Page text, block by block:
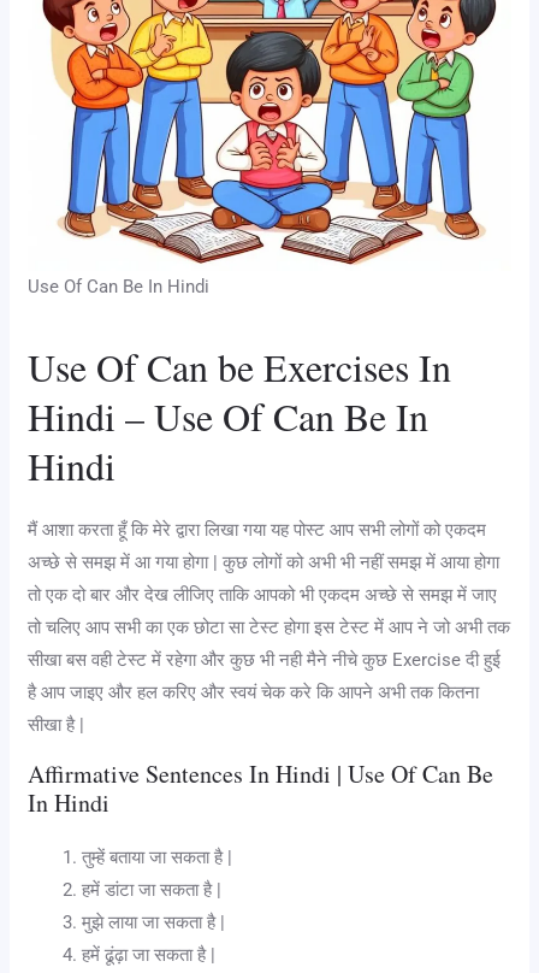
Use Of Can Be In Hindi
Use Of Can be Exercises In
Hindi – Use Of Can Be In
Hindi
मैं आशा करता हूँ कि मेरे द्वारा लिखा गया यह पोस्ट आप सभी लोगों को एकदम
अच्छे से समझ में आ गया होगा | कुछ लोगों को अभी भी नहीं समझ में आया होगा
तो एक दो बार और देख लीजिए ताकि आपको भी एकदम अच्छे से समझ में जाए
तो चलिए आप सभी का एक छोटा सा टेस्ट होगा इस टेस्ट में आप ने जो अभी तक
सीखा बस वही टेस्ट में रहेगा और कुछ भी नही मैने नीचे कुछ Exercise दी हुई
है आप जाइए और हल करिए और स्वयं चेक करे कि आपने अभी तक कितना
सीखा है |
Affirmative Sentences In Hindi | Use Of Can Be
In Hindi
तुम्हें बताया जा सकता है |
हमें डांटा जा सकता है |
मुझे लाया जा सकता है |
हमें ढूंढ़ा जा सकता है |